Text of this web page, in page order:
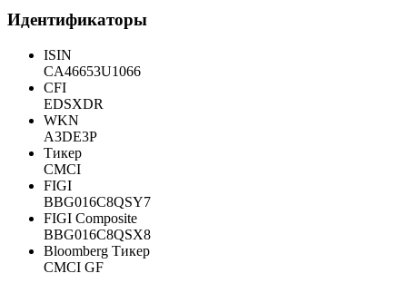
Идентификаторы
ISIN
CA46653U1066
CFI
EDSXDR
WKN
A3DE3P
Тикер
CMCI
FIGI
BBG016C8QSY7
FIGI Composite
BBG016C8QSX8
Bloomberg Тикер
CMCI GF